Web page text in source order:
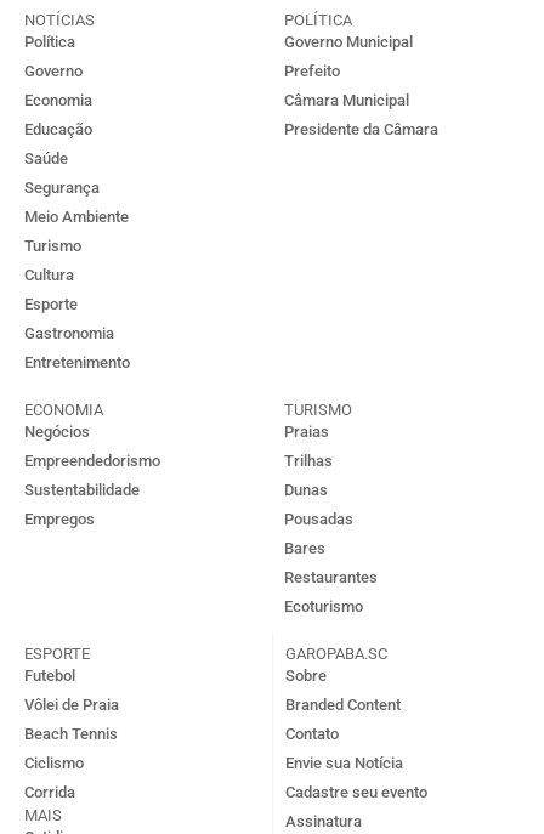
NOTÍCIAS
Política
Governo
Economia
Educação
Saúde
Segurança
Meio Ambiente
Turismo
Cultura
Esporte
Gastronomia
Entretenimento
POLÍTICA
Governo Municipal
Prefeito
Câmara Municipal
Presidente da Câmara
ECONOMIA
Negócios
Empreendedorismo
Sustentabilidade
Empregos
TURISMO
Praias
Trilhas
Dunas
Pousadas
Bares
Restaurantes
Ecoturismo
ESPORTE
Futebol
Vôlei de Praia
Beach Tennis
Ciclismo
Corrida
MAIS
GAROPABA.SC
Sobre
Branded Content
Contato
Envie sua Notícia
Cadastre seu evento
Assinatura